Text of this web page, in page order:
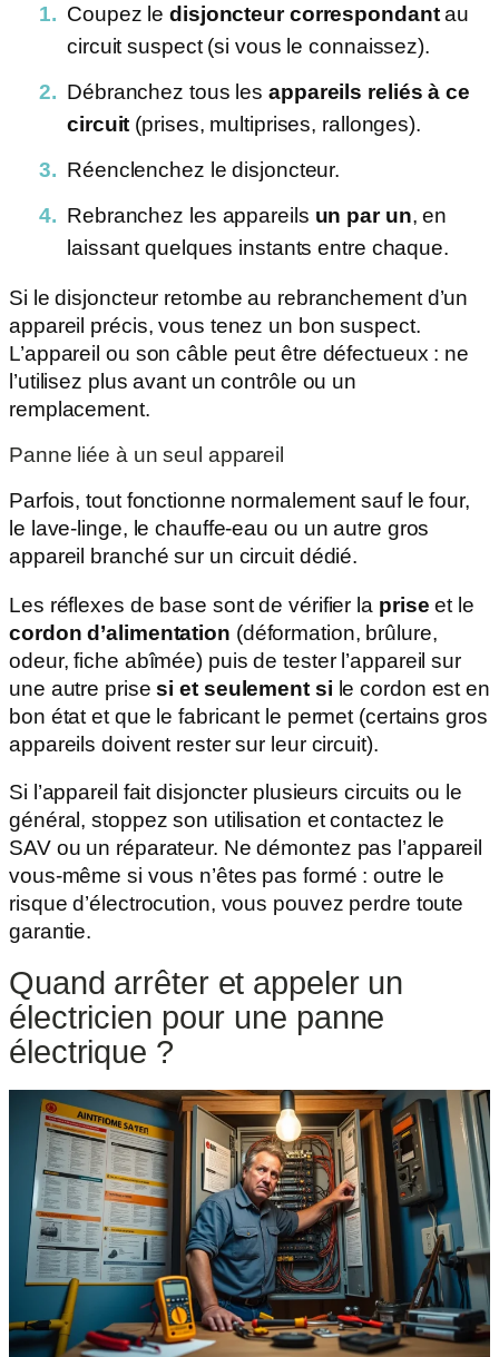
Coupez le disjoncteur correspondantau
circuit suspect (si vous le connaissez).
Débranchez tous les appareils reliés à ce
circuit (prises, multiprises, rallonges).
Réenclenchez le disjoncteur.
Rebranchez les appareils un par un, en
laissant quelques instants entre chaque.
Si le disjoncteur retombe au rebranchement d’un
appareil précis, vous tenez un bon suspect.
L’appareil ou son câble peut être défectueux : ne
l’utilisez plus avant un contrôle ou un
remplacement.
Panne liée à un seul appareil
Parfois, tout fonctionne normalement sauf le four,
le lave-linge, le chauffe-eau ou un autre gros
appareil branché sur un circuit dédié.
Les réflexes de base sont de vérifier la prise et le
cordon d’alimentation (déformation, brûlure,
odeur, fiche abîmée) puis de tester l’appareil sur
une autre prisesi et seulement si le cordon est en
bon état et que le fabricant le permet (certains gros
appareils doivent rester sur leur circuit).
Si l’appareil fait disjoncter plusieurs circuits ou le
général, stoppez son utilisation et contactez le
SAV ou un réparateur. Ne démontez pas l’appareil
vous-même si vous n’êtes pas formé : outre le
risque d’électrocution, vous pouvez perdre toute
garantie.
Quand arrêter et appeler un
électricien pour une panne
électrique ?